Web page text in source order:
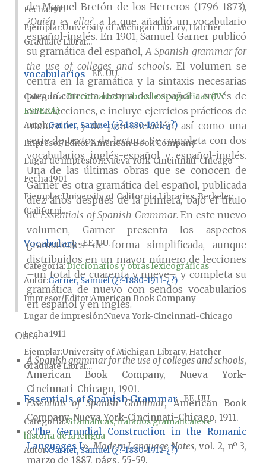
de Manuel Bretón de los Herreros (1796-1873),
¿Quién es ella?, a la que añadió un vocabulario
español-inglés. En 1901, Samuel Garner publicó
su gramática del español,A Spanish grammar for
the use of colleges and schools. El volumen se
centra en la gramática y la sintaxis necesarias
para la correcta lectura del español a través de
once lecciones, e incluye ejercicios prácticos de
traducción y de pronunciación, así como una
serie de textos de lectura. Se completa con dos
vocabularios inglés-español y español-inglés.
Una de las últimas obras que se conocen de
Garner es otra gramática del español, publicada
diez años después de la primera, bajo el título
deEssentials of Spanish Grammar. En este nuevo
volumen, Garner presenta los aspectos
gramaticales de forma simplificada, aunque
distribuidos en un mayor número de lecciones
–un total de cuarenta y nueve–, y completa su
gramática de nuevo con sendos vocabularios
en español y en inglés.
Obra
A Spanish grammar for the use of colleges and schools,
American Book Company, Nueva York-
Cincinnati-Chicago, 1901.
Essentials of Spanish Grammar, American Book
Company, Nueva York-Cincinnati-Chicago, 1911.
«The Gerundial Construction in the Romanic
Languages I»,Modern Language Notes, vol. 2, nº 3,
marzo de 1887, págs. 55-59.
Fecha1911
Ejemplar University of Michigan Library, Hatcher
Graduate Librar...
vocabularios EE. UU.
Categoría:Diccionarios y obras lexicográficas (EN
ESPERA)
AutorGarner, Samuel (¿?-1880-1911-¿?)
Impresor/EditorAmerican Book Company
Lugar de impresiónNueva York-Cincinnati-Chicago
Fecha1901
Ejemplar University of California Libraries, Berkeley
(Californi...
Vocabulary EE. UU.
Categoría:Diccionarios y obras lexicográficas
AutorGarner, Samuel (¿?-1880-1911-¿?)
Impresor/Editor American Book Company
Lugar de impresiónNueva York-Cincinnati-Chicago
Fecha1911
Ejemplar University of Michigan Library, Hatcher
Graduate Librar...
Essentials of Spanish Grammar EE. UU.
Categoría:Gramáticas, tratados gramaticales e
historia de la lengua
AutorGarner, Samuel (¿?-1880-1911-¿?)